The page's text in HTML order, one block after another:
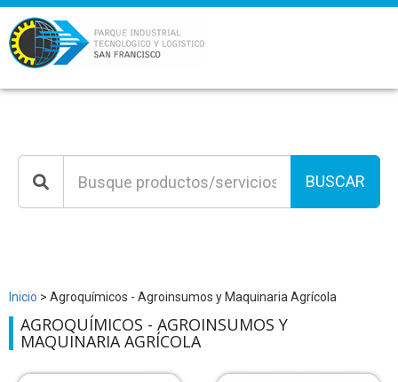
BUSCAR
Inicio > Agroquímicos - Agroinsumos y Maquinaria Agrícola
AGROQUÍMICOS - AGROINSUMOS Y
MAQUINARIA AGRÍCOLA